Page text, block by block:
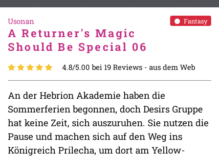
Fantasy
Usonan
A Returner's Magic
Should Be Special 06
4.8/5.00 bei 19 Reviews - aus dem Web
An der Hebrion Akademie haben die
Sommerferien begonnen, doch Desirs Gruppe
hat keine Zeit, sich auszuruhen. Sie nutzen die
Pause und machen sich auf den Weg ins
Königreich Prilecha, um dort am Yellow-